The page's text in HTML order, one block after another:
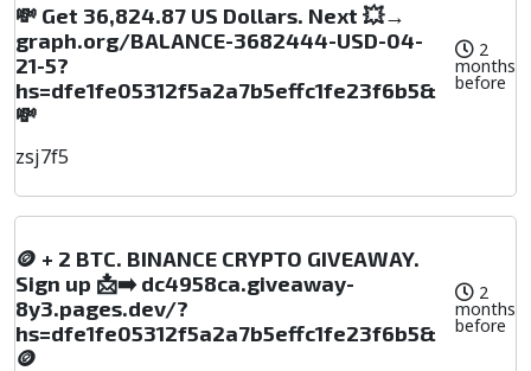
💸 Get 36,824.87 US Dollars. Next 💥→
graph.org/BALANCE-3682444-USD-04-
21-5?
hs=dfe1fe05312f5a2a7b5effc1fe23f6b5&
💸
2
months
before
zsj7f5
🪙 + 2 BTC. BINANCE CRYPTO GIVEAWAY.
Sign up 📩➡️ dc4958ca.giveaway-
8y3.pages.dev/?
hs=dfe1fe05312f5a2a7b5effc1fe23f6b5&
🪙
2
months
before